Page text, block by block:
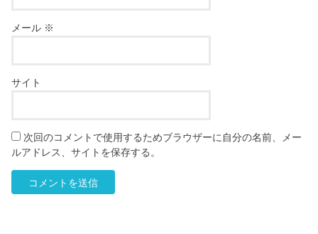
メール ※
サイト
次回のコメントで使用するためブラウザーに自分の名前、メー
ルアドレス、サイトを保存する。